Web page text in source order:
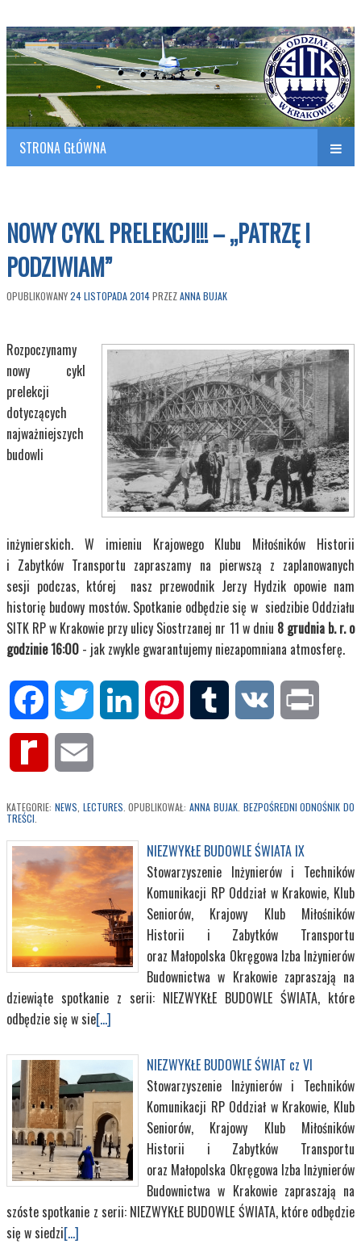
SITK RP Oddział w KRAKOWIE
Polish Association of Engineers & Technicians of Transportation
STRONA GŁÓWNA
NOWY CYKL PRELEKCJI!!! – „PATRZĘ I
PODZIWIAM”
OPUBLIKOWANY24 LISTOPADA 2014PRZEZANNA BUJAK
Rozpoczynamy
nowy cykl
prelekcji
dotyczących
najważniejszych
budowli
inżynierskich. W imieniu Krajowego Klubu Miłośników Historii
i Zabytków Transportu zapraszamy na pierwszą z zaplanowanych
sesji podczas, której nasz przewodnik Jerzy Hydzik opowie nam
historię budowy mostów. Spotkanie odbędzie się w siedzibie Oddziału
SITK RP w Krakowie przy ulicy Siostrzanej nr 11 w dniu 8 grudnia b. r. o
godzinie 16:00 - jak zwykle gwarantujemy niezapomniana atmosferę.
Facebook Twitter LinkedIn Pinterest Tumblr VK
Rediff
KATEGORIE: NEWS, LECTURES. OPUBLIKOWAŁ: ANNA BUJAK. BEZPOŚREDNI ODNOŚNIK DO
TREŚCI.
NIEZWYKŁE BUDOWLE ŚWIATA IX
Stowarzyszenie Inżynierów i Techników
Komunikacji RP Oddział w Krakowie, Klub
Seniorów, Krajowy Klub Miłośników
Historii i Zabytków Transportu
oraz Małopolska Okręgowa Izba Inżynierów
Budownictwa w Krakowie zapraszają na
dziewiąte spotkanie z serii: NIEZWYKŁE BUDOWLE ŚWIATA, które
odbędzie się w sie[...]
NIEZWYKŁE BUDOWLE ŚWIAT cz VI
Stowarzyszenie Inżynierów i Techników
Komunikacji RP Oddział w Krakowie, Klub
Seniorów, Krajowy Klub Miłośników
Historii i Zabytków Transportu
oraz Małopolska Okręgowa Izba Inżynierów
Budownictwa w Krakowie zapraszają na
szóste spotkanie z serii: NIEZWYKŁE BUDOWLE ŚWIATA, które odbędzie
się w siedzi[...]